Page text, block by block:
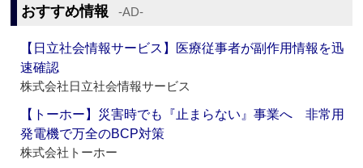
おすすめ情報 ‐AD‐
【日立社会情報サービス】医療従事者が副作用情報を迅
速確認
株式会社日立社会情報サービス
【トーホー】災害時でも『止まらない』事業へ 非常用
発電機で万全のBCP対策
株式会社トーホー